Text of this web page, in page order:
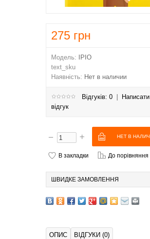
275 грн
Модель:
IPIO
text_sku
Наявність: Нет в наличии
Відгуків: 0
Написати
відгук
В закладки До порівняння
ШВИДКЕ ЗАМОВЛЕННЯ
ОПИС ВІДГУКИ (0)